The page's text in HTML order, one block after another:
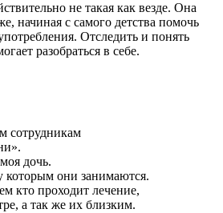
не такая как везде. Она
начиная с самого детства помочь
Отследить и понять
разобраться в себе.
сотрудникам
дочь.
которым они занимаются.
кто проходит лечение,
а так же их близким.